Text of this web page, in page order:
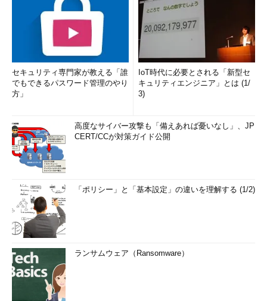
セキュリティ専門家が教える「誰
でもできるパスワード管理のやり
方」
IoT時代に必要とされる「新型セ
キュリティエンジニア」とは (1/
3)
高度なサイバー攻撃も「備えあれば憂いなし」、JP
CERT/CCが対策ガイド公開
「ポリシー」と「基本設定」の違いを理解する (1/2)
ランサムウェア（Ransomware）